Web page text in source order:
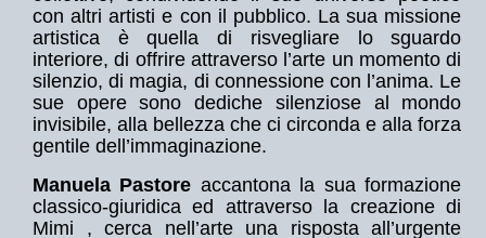
con altri artisti e con il pubblico. La sua missione
artistica è quella di risvegliare lo sguardo
interiore, di offrire attraverso l’arte un momento di
silenzio, di magia, di connessione con l’anima. Le
sue opere sono dediche silenziose al mondo
invisibile, alla bellezza che ci circonda e alla forza
gentile dell’immaginazione.
Manuela Pastore accantona la sua formazione
classico-giuridica ed attraverso la creazione di
Mimi , cerca nell’arte una risposta all’urgente